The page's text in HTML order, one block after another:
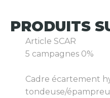
PRODUITS
Article SCAR
5 campagnes 0%
Cadre écartement
tondeuse/